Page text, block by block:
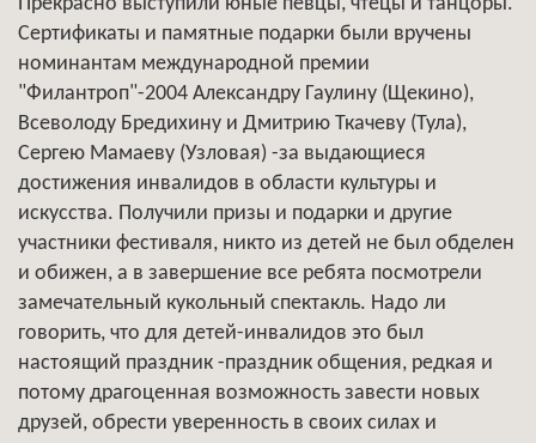
Сертификаты и памятные подарки были вручены
номинантам международной премии
"Филантроп"-2004 Александру Гаулину (Щекино),
Всеволоду Бредихину и Дмитрию Ткачеву (Тула),
Сергею Мамаеву (Узловая) -за выдающиеся
достижения инвалидов в области культуры и
искусства. Получили призы и подарки и другие
участники фестиваля, никто из детей не был обделен
и обижен, а в завершение все ребята посмотрели
замечательный кукольный спектакль. Надо ли
говорить, что для детей-инвалидов это был
настоящий праздник -праздник общения, редкая и
потому драгоценная возможность завести новых
друзей, обрести уверенность в своих силах и